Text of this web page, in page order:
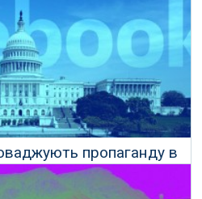
пропаганду в
мережах